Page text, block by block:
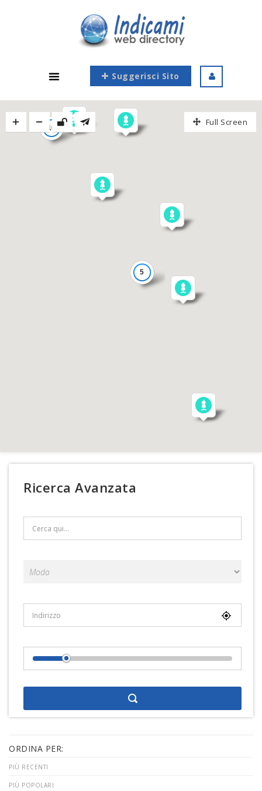
Suggerisci Sito
Full Screen
5
10
Ricerca Avanzata
ORDINA PER:
PIÙ RECENTI
PIÙ POPOLARI